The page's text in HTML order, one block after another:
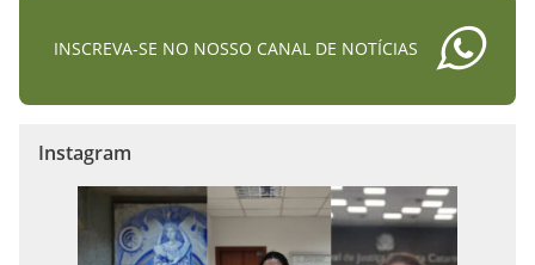
INSCREVA-SE NO NOSSO CANAL DE NOTÍCIAS
Instagram